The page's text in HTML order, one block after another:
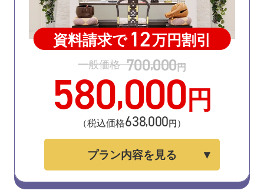
資料請求で 12万円割引
一般価格 700,000円
580,000 円
（税込価格638,000 円 ）
プラン内容を見る